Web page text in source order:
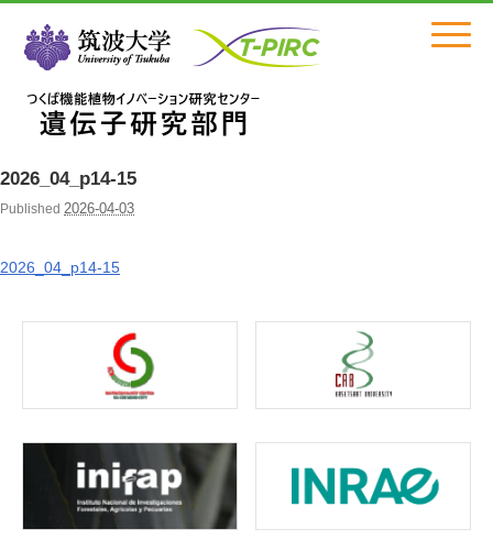
Click
2026_04_p14-15
Published 2026-04-03
2026_04_p14-15